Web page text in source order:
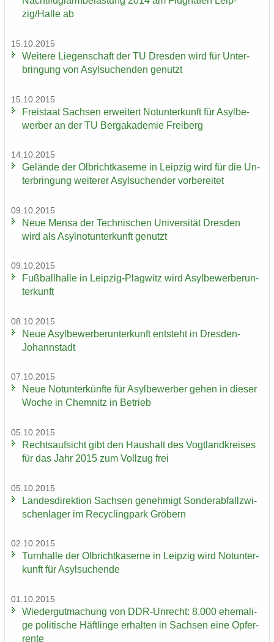
zig/Halle ab
15.10.2015
Wei­te­re Lie­gen­schaft der TU Dres­den wird für Un­ter­
brin­gung von Asyl­su­chen­den ge­nutzt
15.10.2015
Frei­staat Sach­sen er­wei­tert Not­un­ter­kunft für Asyl­be­
wer­ber an der TU Berg­aka­de­mie Frei­berg
14.10.2015
Ge­län­de der Ol­bricht­ka­ser­ne in Leip­zig wird für die Un­
ter­brin­gung wei­te­rer Asyl­su­chen­der vor­be­rei­tet
09.10.2015
Neue Mensa der Tech­ni­schen Uni­ver­si­tät Dres­den
wird als Asyl­not­un­ter­kunft ge­nutzt
09.10.2015
Fuß­ball­hal­le in Leipzig-​Plagwitz wird Asyl­be­wer­ber­un­
ter­kunft
08.10.2015
Neue Asyl­be­wer­ber­un­ter­kunft ent­steht in Dresden-​
Johannstadt
07.10.2015
Neue Not­un­ter­künf­te für Asyl­be­wer­ber gehen in die­ser
Woche in Chem­nitz in Be­trieb
05.10.2015
Rechts­auf­sicht gibt den Haus­halt des Vogt­land­krei­ses
für das Jahr 2015 zum Voll­zug frei
05.10.2015
Lan­des­di­rek­ti­on Sach­sen ge­neh­migt Son­der­ab­fall­zwi­
schen­la­ger im Re­cy­cling­park Grö­bern
02.10.2015
Turn­hal­le der Ol­bricht­ka­ser­ne in Leip­zig wird Not­un­ter­
kunft für Asyl­su­chen­de
01.10.2015
Wie­der­gut­ma­chung von DDR-​Unrecht: 8.000 ehe­ma­li­
ge po­li­ti­sche Häft­lin­ge er­hal­ten in Sach­sen eine Op­fer­
ren­te